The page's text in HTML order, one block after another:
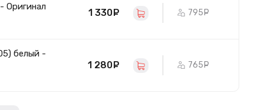
Оригинал
1 330 руб. 795
белый -
1 280 руб. 765